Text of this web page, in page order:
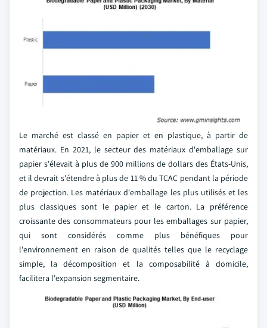
Le marché est classé en papier et en plastique, à partir de
matériaux. En 2021, le secteur des matériaux d'emballage sur
papier s'élevait à plus de 900 millions de dollars des États-Unis,
et il devrait s'étendre à plus de 11 % du TCAC pendant la période
de projection. Les matériaux d'emballage les plus utilisés et les
plus classiques sont le papier et le carton. La préférence
croissante des consommateurs pour les emballages sur papier,
qui sont considérés comme plus bénéfiques pour
l'environnement en raison de qualités telles que le recyclage
simple, la décomposition et la composabilité à domicile,
facilitera l'expansion segmentaire.